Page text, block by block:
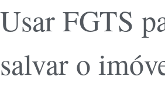
Usar FGTS
salvar o